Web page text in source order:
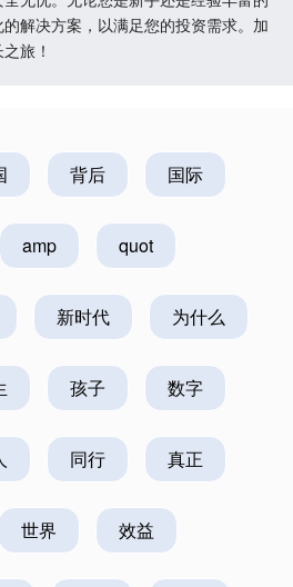
解决方案，以满足您的投资需求。加
旅！
背后 国际
amp quot
新时代 为什么
孩子 数字
同行 真正
世界 效益